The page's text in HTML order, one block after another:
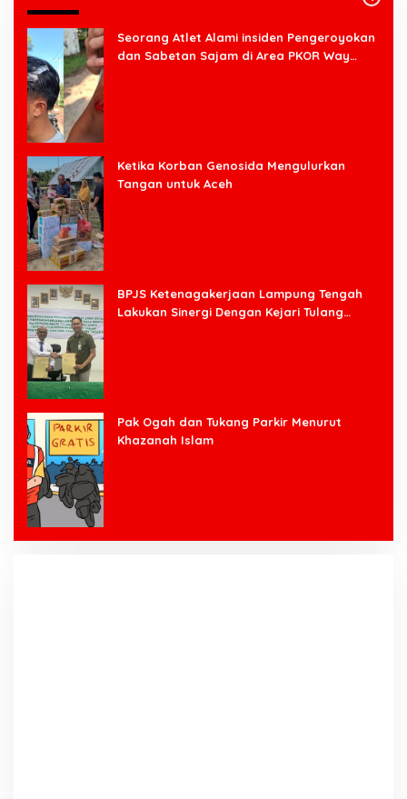
Seorang Atlet Alami insiden Pengeroyokan
dan Sabetan Sajam di Area PKOR Way
Ketika Korban Genosida Mengulurkan
Tangan untuk Aceh
BPJS Ketenagakerjaan Lampung Tengah
Lakukan Sinergi Dengan Kejari Tulang
Pak Ogah dan Tukang Parkir Menurut
Khazanah Islam